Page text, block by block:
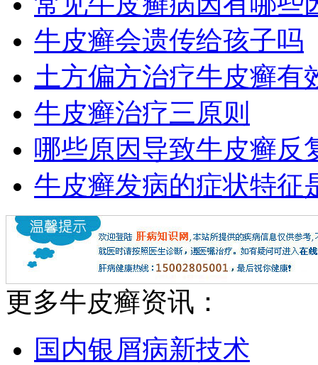
牛皮癣会遗传给孩子吗
土方偏方治疗牛皮癣有
牛皮癣治疗三原则
哪些原因导致牛皮癣反
牛皮癣发病的症状特征
更多牛皮癣资讯：
国内银屑病新技术